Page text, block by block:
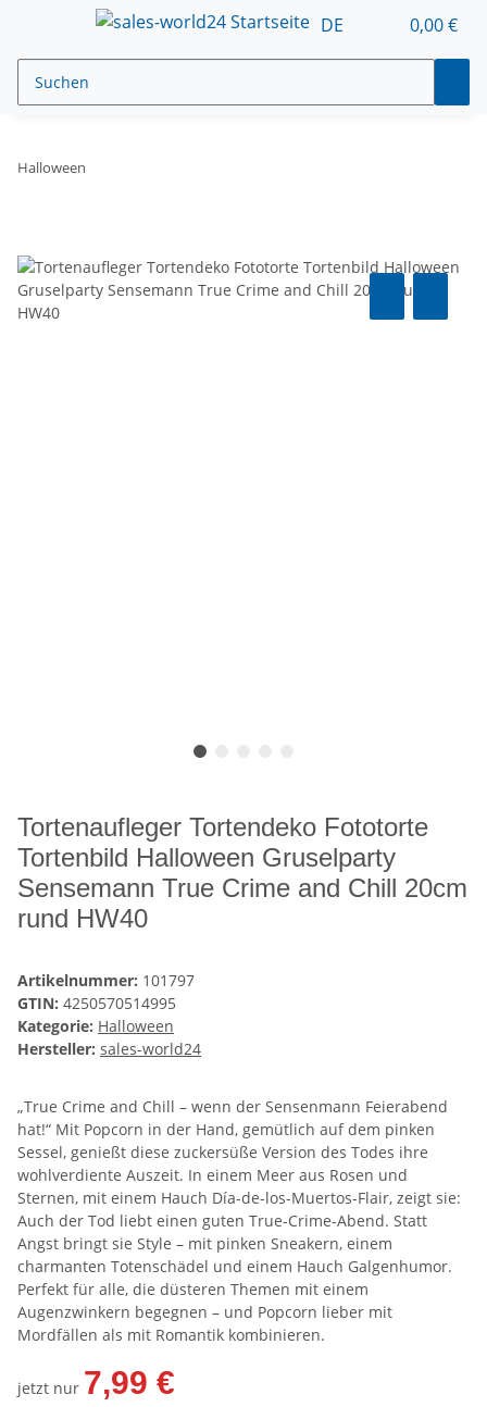
DE 0,00 €
Halloween
Tortenaufleger Tortendeko Fototorte
Tortenbild Halloween Gruselparty
Sensemann True Crime and Chill 20cm
rund HW40
Artikelnummer: 101797
GTIN: 4250570514995
Kategorie: Halloween
Hersteller: sales-world24
„True Crime and Chill – wenn der Sensenmann Feierabend
hat!“ Mit Popcorn in der Hand, gemütlich auf dem pinken
Sessel, genießt diese zuckersüße Version des Todes ihre
wohlverdiente Auszeit. In einem Meer aus Rosen und
Sternen, mit einem Hauch Día-de-los-Muertos-Flair, zeigt sie:
Auch der Tod liebt einen guten True-Crime-Abend. Statt
Angst bringt sie Style – mit pinken Sneakern, einem
charmanten Totenschädel und einem Hauch Galgenhumor.
Perfekt für alle, die düsteren Themen mit einem
Augenzwinkern begegnen – und Popcorn lieber mit
Mordfällen als mit Romantik kombinieren.
jetzt nur 7,99 €